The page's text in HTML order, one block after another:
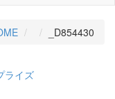
_D854430
ライズ